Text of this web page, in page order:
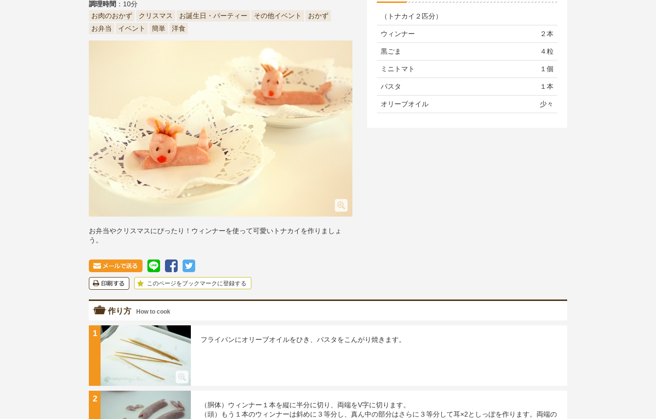
調理時間 ：10分
お肉のおかず
クリスマス お誕生日・パーティー その他イベント
おかず
お弁当
イベント 簡単 洋食
お弁当やクリスマスにぴったり！ウィンナーを使って可愛いトナカイを作りましょ
う。
このページをブックマークに登録する
（トナカイ２匹分）
ウィンナー ２本
黒ごま ４粒
ミニトマト １個
パスタ １本
オリーブオイル 少々
作り方 How to cook
1
フライパンにオリーブオイルをひき、パスタをこんがり焼きます。
2
（胴体）ウィンナー１本を縦に半分に切り、両端をV字に切ります。
（頭）もう１本のウィンナーは斜めに３等分し、真ん中の部分はさらに３等分して耳×2としっぽを作ります。両端の